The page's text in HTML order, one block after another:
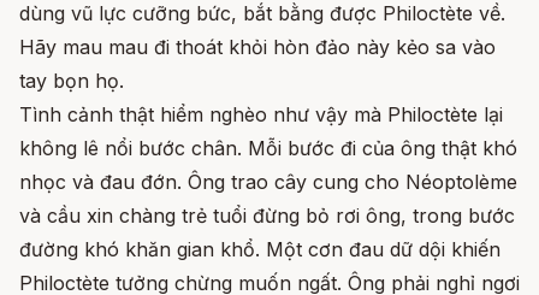
dùng vũ lực cưỡng bức, bắt bằng được Philoctète về.
Hãy mau mau đi thoát khỏi hòn đảo này kẻo sa vào
tay bọn họ.
Tình cảnh thật hiểm nghèo như vậy mà Philoctète lại
không lê nổi bước chân. Mỗi bước đi của ông thật khó
nhọc và đau đớn. Ông trao cây cung cho Néoptolème
và cầu xin chàng trẻ tuổi đừng bỏ rơi ông, trong bước
đường khó khăn gian khổ. Một cơn đau dữ dội khiến
Philoctète tưởng chừng muốn ngất. Ông phải nghỉ ngơi